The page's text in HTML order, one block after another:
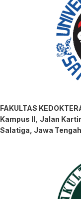
FAKULTAS
Kampus II, Jalan
Salatiga, Jawa